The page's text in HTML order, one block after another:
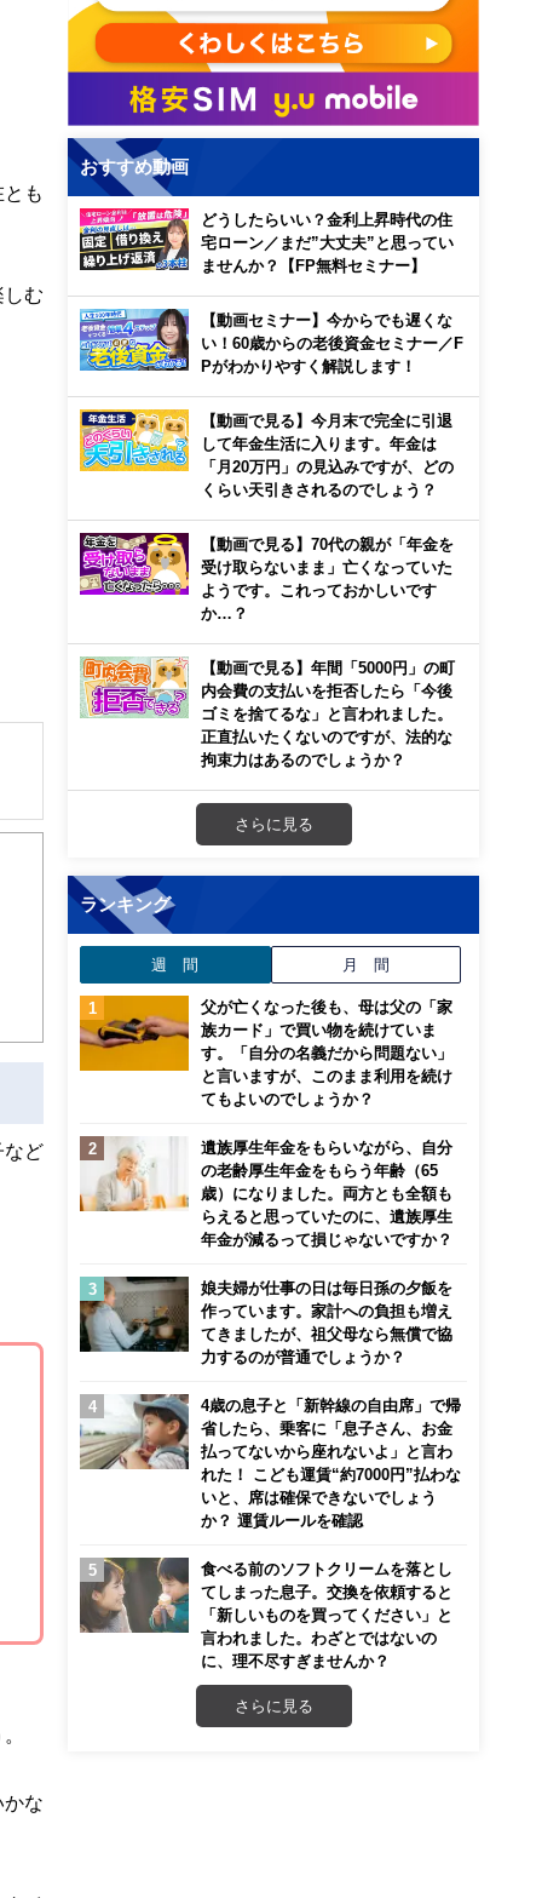
も
しむ
き
など
かな
おすすめ動画
どうしたらいい？金利上昇時代の住
宅ローン／まだ”大丈夫”と思ってい
ませんか？【FP無料セミナー】
【動画セミナー】今からでも遅くな
い！60歳からの老後資金セミナー／F
Pがわかりやすく解説します！
【動画で見る】今月末で完全に引退
して年金生活に入ります。年金は
「月20万円」の見込みですが、どの
くらい天引きされるのでしょう？
【動画で見る】70代の親が「年金を
受け取らないまま」亡くなっていた
ようです。これっておかしいです
か…？
【動画で見る】年間「5000円」の町
内会費の支払いを拒否したら「今後
ゴミを捨てるな」と言われました。
正直払いたくないのですが、法的な
拘束力はあるのでしょうか？
さらに見る
ランキング
週 間 月 間
父が亡くなった後も、母は父の「家
族カード」で買い物を続けていま
す。「自分の名義だから問題ない」
と言いますが、このまま利用を続け
てもよいのでしょうか？
遺族厚生年金をもらいながら、自分
の老齢厚生年金をもらう年齢（65
歳）になりました。両方とも全額も
らえると思っていたのに、遺族厚生
年金が減るって損じゃないですか？
娘夫婦が仕事の日は毎日孫の夕飯を
作っています。家計への負担も増え
てきましたが、祖父母なら無償で協
力するのが普通でしょうか？
4歳の息子と「新幹線の自由席」で帰
省したら、乗客に「息子さん、お金
払ってないから座れないよ」と言わ
れた！ こども運賃“約7000円”払わな
いと、席は確保できないでしょう
か？ 運賃ルールを確認
食べる前のソフトクリームを落とし
てしまった息子。交換を依頼すると
「新しいものを買ってください」と
言われました。わざとではないの
に、理不尽すぎませんか？
さらに見る